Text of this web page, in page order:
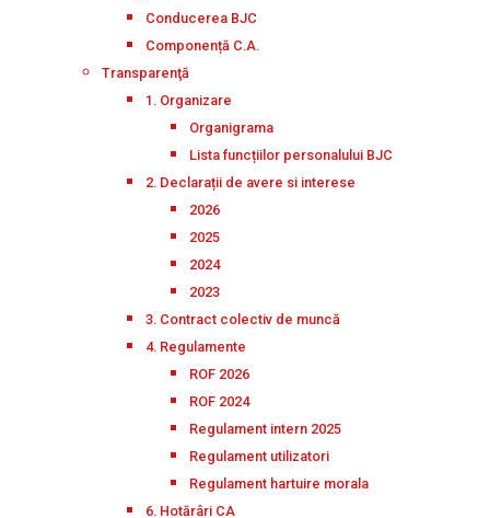
Conducerea BJC
Componență C.A.
Transparenţă
1. Organizare
Organigrama
Lista funcțiilor personalului BJC
2. Declarații de avere si interese
2026
2025
2024
2023
3. Contract colectiv de muncă
4. Regulamente
ROF 2026
ROF 2024
Regulament intern 2025
Regulament utilizatori
Regulament hartuire morala
6. Hotărâri CA